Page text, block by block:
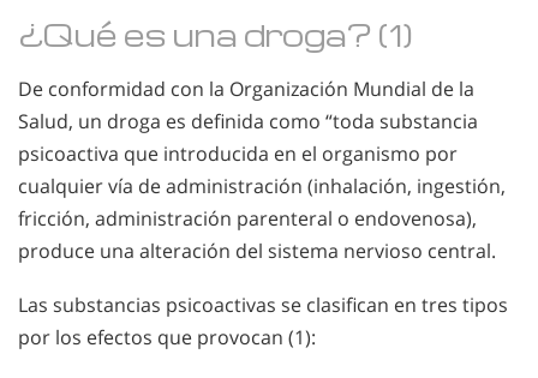
¿Qué es una droga? (1)
De conformidad con la Organización Mundial de la
Salud, un droga es definida como “toda substancia
psicoactiva que introducida en el organismo por
cualquier vía de administración (inhalación, ingestión,
fricción, administración parenteral o endovenosa),
produce una alteración del sistema nervioso central.
Las substancias psicoactivas se clasifican en tres tipos
por los efectos que provocan (1):